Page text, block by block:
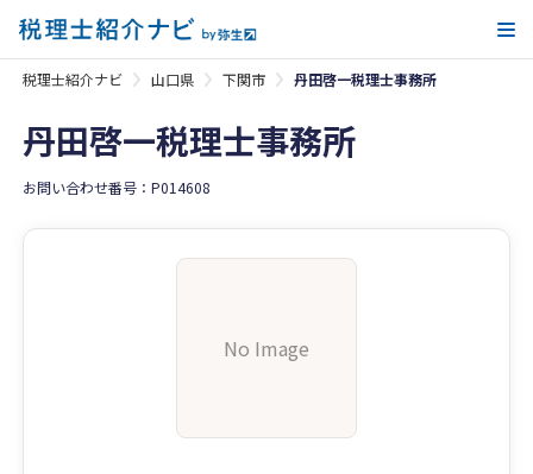
税理士紹介ナビ 山口県 下関市 丹田啓一税理士事務所
丹田啓一税理士事務所
お問い合わせ番号：P014608
No Image